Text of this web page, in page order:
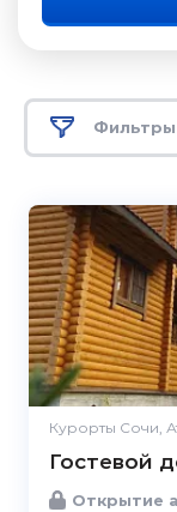
Фильтры
Курорты Сочи,
Гостевой
Открытие